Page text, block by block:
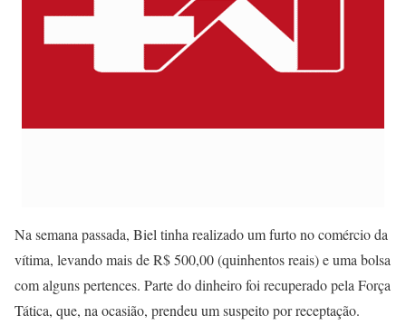
Na semana passada, Biel tinha realizado um furto no comércio da
vítima, levando mais de R$ 500,00 (quinhentos reais) e uma bolsa
com alguns pertences. Parte do dinheiro foi recuperado pela Força
Tática, que, na ocasião, prendeu um suspeito por receptação.